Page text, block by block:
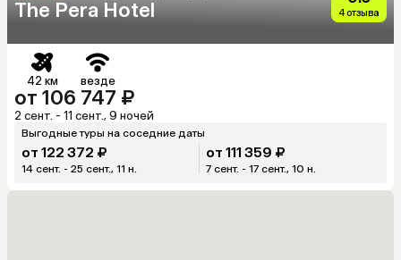
The Pera Hotel 4 отзыва
42 км везде
от 106 747 ₽
2 сент. - 11 сент., 9 ночей
Выгодные туры на соседние даты
от 122 372 ₽
14 сент. - 25 сент., 11 н.
от 111 359 ₽
7 сент. - 17 сент., 10 н.